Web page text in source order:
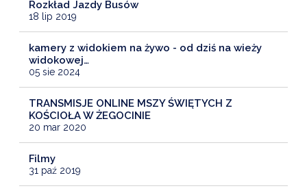
Rozkład Jazdy Busów
18 lip 2019
kamery z widokiem na żywo - od dziś na wieży
widokowej…
05 sie 2024
TRANSMISJE ONLINE MSZY ŚWIĘTYCH Z
KOŚCIOŁA W ŻEGOCINIE
20 mar 2020
Filmy
31 paź 2019